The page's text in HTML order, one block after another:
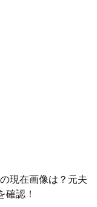
現在画像は？元夫
確認！